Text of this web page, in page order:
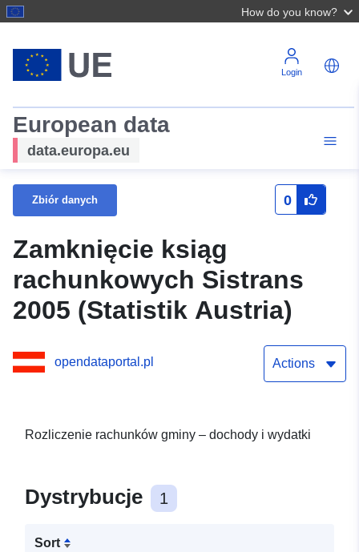
How do you know?
Login
European data
data.europa.eu
Zbiór danych 0
Zamknięcie ksiąg
rachunkowych Sistrans
2005 (Statistik Austria)
opendataportal.pl Actions
Rozliczenie rachunków gminy – dochody i wydatki
Dystrybucje 1
Sort